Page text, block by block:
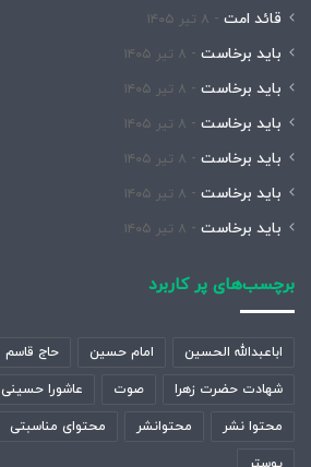
قائد امت ۸ تیر ۱۴۰۵
باید برخاست ۸ تیر ۱۴۰۵
باید برخاست ۸ تیر ۱۴۰۵
باید برخاست ۸ تیر ۱۴۰۵
باید برخاست ۸ تیر ۱۴۰۵
باید برخاست ۸ تیر ۱۴۰۵
باید برخاست ۸ تیر ۱۴۰۵
برچسب‌های پر کاربرد
اباعبدالله الحسین امام حسین حاج قاسم
شهادت حضرت زهرا صوت عاشورا حسینی
محتوا نشر محتوانشر محتوای مناسبتی
پوستر